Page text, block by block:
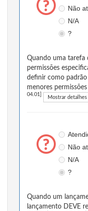
Não
N/A
?
Quando uma tarefa
permissões
definir como padrão
menores
04.01] Mostrar detalhes
Não
N/A
?
Quando um
lançamento DEVE